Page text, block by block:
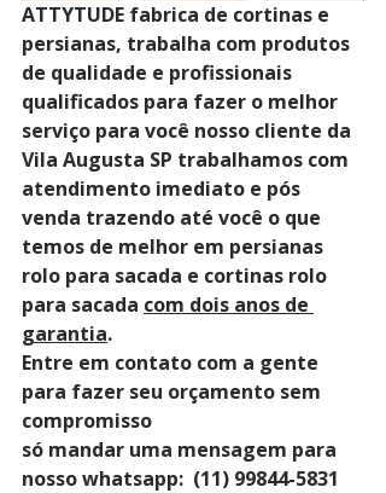
ATTYTUDE fabrica de cortinas e
persianas, trabalha com produtos
de qualidade e profissionais
qualificados para fazer o melhor
serviço para você nosso cliente da
Vila Augusta SP trabalhamos com
atendimento imediato e pós
venda trazendo até você o que
temos de melhor em persianas
rolo para sacada e cortinas rolo
para sacada com dois anos de
garantia.
Entre em contato com a gente
para fazer seu orçamento sem
compromisso
só mandar uma mensagem para
nosso whatsapp:  (11) 99844-5831